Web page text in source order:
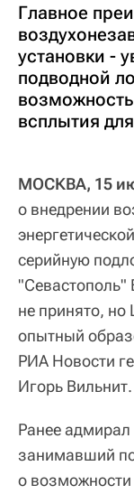
Главное
установки -
подводной
всплытия
МОСКВА, 15
о внедрении
серийную
не принято, но
опытный
РИА Новости
Игорь Вильнит.
Ранее
занимавший
о возможности